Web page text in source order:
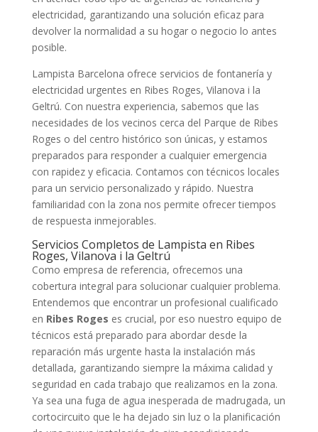
electricidad, garantizando una solución eficaz para
devolver la normalidad a su hogar o negocio lo antes
posible.
Lampista Barcelona ofrece servicios de fontanería y
electricidad urgentes en Ribes Roges, Vilanova i la
Geltrú. Con nuestra experiencia, sabemos que las
necesidades de los vecinos cerca del Parque de Ribes
Roges o del centro histórico son únicas, y estamos
preparados para responder a cualquier emergencia
con rapidez y eficacia. Contamos con técnicos locales
para un servicio personalizado y rápido. Nuestra
familiaridad con la zona nos permite ofrecer tiempos
de respuesta inmejorables.
Servicios Completos de Lampista en Ribes
Roges, Vilanova i la Geltrú
Como empresa de referencia, ofrecemos una
cobertura integral para solucionar cualquier problema.
Entendemos que encontrar un profesional cualificado
en Ribes Roges es crucial, por eso nuestro equipo de
técnicos está preparado para abordar desde la
reparación más urgente hasta la instalación más
detallada, garantizando siempre la máxima calidad y
seguridad en cada trabajo que realizamos en la zona.
Ya sea una fuga de agua inesperada de madrugada, un
cortocircuito que le ha dejado sin luz o la planificación